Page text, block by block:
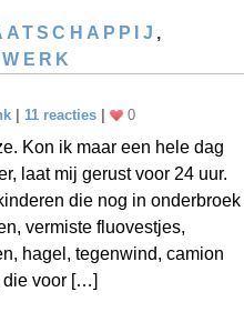
,
11 reacties 0
Kon ik maar een hele dag
laat mij gerust voor 24 uur.
die nog in onderbroek
vermiste fluovestjes,
hagel, tegenwind, camion
die voor […]